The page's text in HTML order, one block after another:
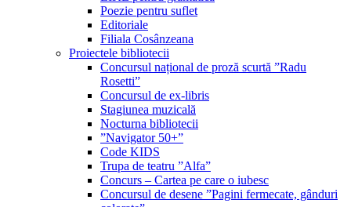
Poezie pentru suflet
Editoriale
Filiala Cosânzeana
Proiectele bibliotecii
Concursul național de proză scurtă ”Radu
Rosetti”
Concursul de ex-libris
Stagiunea muzicală
Nocturna bibliotecii
”Navigator 50+”
Code KIDS
Trupa de teatru ”Alfa”
Concurs – Cartea pe care o iubesc
Concursul de desene ”Pagini fermecate, gânduri